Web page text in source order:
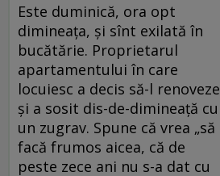
Este duminică, ora opt
dimineața, și sînt exilată în
bucătărie. Proprietarul
apartamentului în care
locuiesc a decis să-l renoveze
și a sosit dis-de-dimineață cu
un zugrav. Spune că vrea „să
facă frumos aicea, că de
peste zece ani nu s-a dat cu